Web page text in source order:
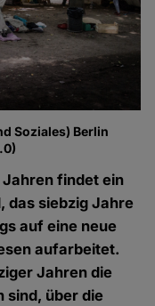
Soziales) Berlin
findet ein
das siebzig Jahre
auf eine neue
aufarbeitet.
Jahren die
sind, über die